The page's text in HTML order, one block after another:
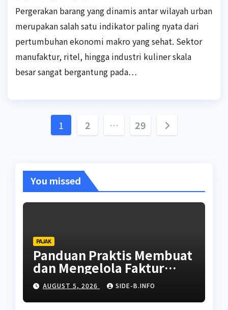
Pergerakan barang yang dinamis antar wilayah urban
merupakan salah satu indikator paling nyata dari
pertumbuhan ekonomi makro yang sehat. Sektor
manufaktur, ritel, hingga industri kuliner skala
besar sangat bergantung pada…
Posts
1 2 … 29
You missed
PAJAK
Panduan Praktis Membuat
dan Mengelola Faktur
Pajak
AUGUST 5, 2026 SIDE-B.INFO